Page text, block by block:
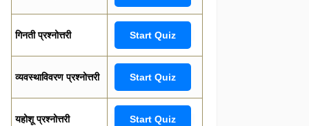
गिनती प्रश्नोत्तरी Start Quiz
व्यवस्थाविवरण प्रश्नोत्तरी Start Quiz
यहोशू प्रश्नोत्तरी Start Quiz